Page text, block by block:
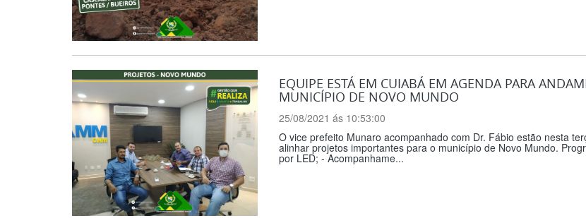
EQUIPE ESTÁ EM CUIABÁ EM AGENDA PARA
MUNICÍPIO DE NOVO MUNDO
25/08/2021 ás 10:53:00
O vice prefeito Munaro acompanhado com Dr. Fábio estão nesta
alinhar projetos importantes para o município de Novo Mundo.
por LED; - Acompanhame...